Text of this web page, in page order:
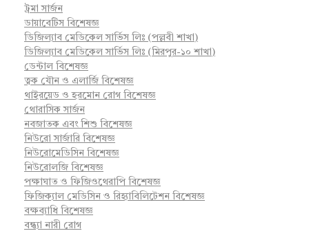
ট্রমা সার্জন
ডায়াবেটিস বিশেষজ্ঞ
ডিজিল্যাব মেডিকেল সার্ভিস লিঃ (পল্লবী শাখা)
ডিজিল্যাব মেডিকেল সার্ভিস লিঃ (মিরপুর-১০ শাখা)
ডেন্টাল বিশেষজ্ঞ
ত্বক যৌন ও এলার্জি বিশেষজ্ঞ
থাইরয়েড ও হরমোন রোগ বিশেষজ্ঞ
থোরাসিক সার্জন
নবজাতক এবং শিশু বিশেষজ্ঞ
নিউরো সার্জারি বিশেষজ্ঞ
নিউরোমেডিসিন বিশেষজ্ঞ
নিউরোলজি বিশেষজ্ঞ
পক্ষাঘাত ও ফিজিওথেরাপি বিশেষজ্ঞ
ফিজিক্যাল মেডিসিন ও রিহ্যাবিলিটেশন বিশেষজ্ঞ
বক্ষব্যাধি বিশেষজ্ঞ
বন্ধ্যা নারী রোগ